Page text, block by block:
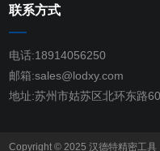
联系方式
电话:18914056250
邮箱:sales@lodxy.com
地址:苏州市姑苏区北环东路
Copyright © 2025 汉德特精密工具